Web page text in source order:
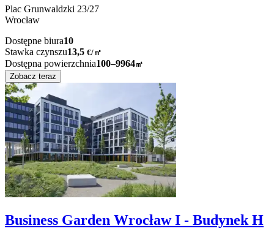
Plac Grunwaldzki 23/27
Wrocław
Dostępne biura10
Stawka czynszu13,5 €/㎡
Dostępna powierzchnia100–9964㎡
Zobacz teraz
Business Garden Wrocław I - Budynek H